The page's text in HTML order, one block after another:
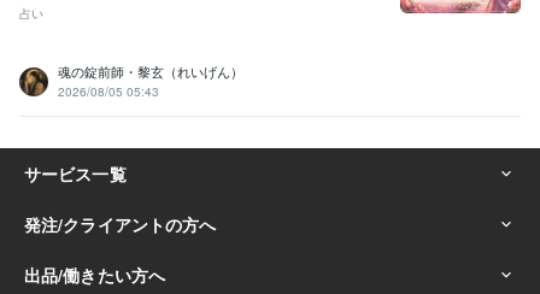
占い
魂の錠前師・黎玄（れいげん）
2026/08/05 05:43